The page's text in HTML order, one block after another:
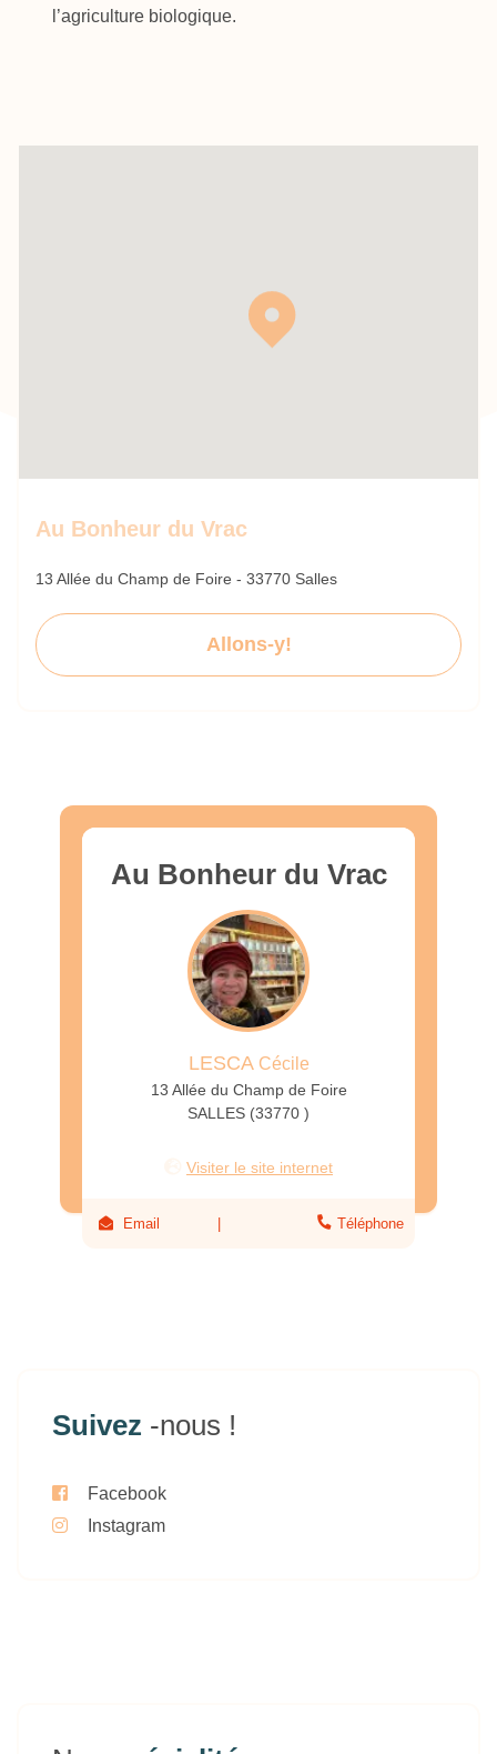
l’agriculture biologique.
Au Bonheur du Vrac
13 Allée du Champ de Foire - 33770 Salles
Allons-y!
Au Bonheur du Vrac
LESCACécile
13 Allée du Champ de Foire
SALLES (33770 )
Visiter le site internet
Email Téléphone
Suivez -nous !
Facebook
Instagram